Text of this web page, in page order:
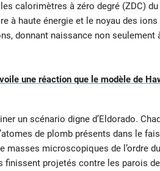
calorimètres à zéro degré (ZDC)
à haute énergie et le noyau des ions
donnant naissance non seulement
une réaction que le modèle de
un scénario digne d’Eldorado.
de plomb présents dans le
masses microscopiques de l’ordre
projetés contre les parois